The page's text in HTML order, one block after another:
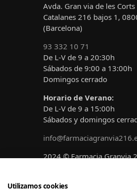
Avda. Gran via de les Corts
Catalanes 216 bajos 1,
(Barcelona)
93 332 10 71
De L-V de 9 a 20:30h
Sábados de 9:00 a 13:00h
Domingos cerrado
Horario de Verano:
De L-V de 9 a 15:00h
Sábados y domingos
2024 © Farmacia Granvia
Utilizamos cookies